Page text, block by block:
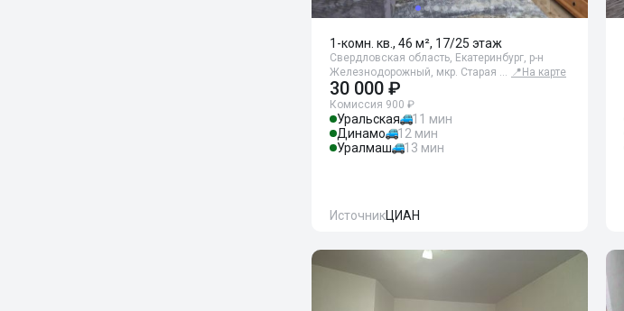
1-комн. кв., 46 м², 17/25 этаж
Свердловская область, Екатеринбург, р-н
Железнодорожный, мкр. Старая … 📍 На карте
30 000 ₽
Комиссия 900 ₽
Уральская
11 мин
Динамо
12 мин
Уралмаш
13 мин
ИсточникЦИАН